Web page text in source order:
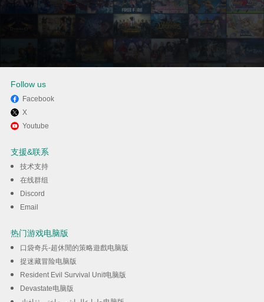
通过逍遥在电脑上享受Signal -
Follow us
Facebook
X
Youtube
支援&联系
技术支持
在线群组
Discord
Email
热门游戏电脑版
口袋奇兵-超休閒的策略遊戲电脑版
捉迷藏冒险电脑版
Resident Evil Survival Unit电脑版
Devastate电脑版